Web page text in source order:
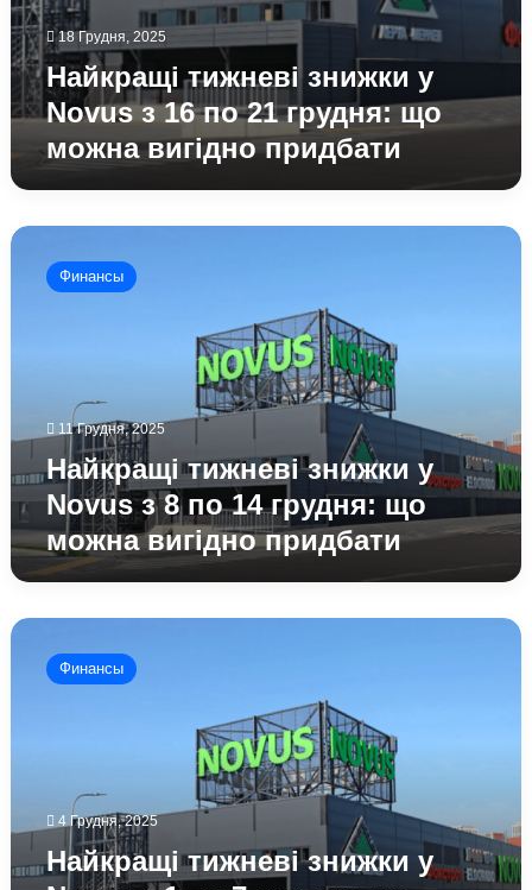
18 Грудня, 2025
Найкращі тижневі знижки у
Novus з 16 по 21 грудня: що
можна вигідно придбати
Найкращі
тижневі
знижки
14
грудня:
що
можна
вигідно
придбати
Финансы
11 Грудня, 2025
Найкращі тижневі знижки у
Novus з 8 по 14 грудня: що
можна вигідно придбати
Найкращі
тижневі
знижки
7
грудня:
що
Финансы
4 Грудня, 2025
Найкращі тижневі знижки у